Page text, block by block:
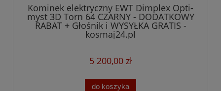
Kominek elektryczny EWT Dimplex Opti-
myst 3D Torn 64 CZARNY - DODATKOWY
RABAT + Głośnik i WYSYŁKA GRATIS -
kosmaj24.pl
5 200,00 zł
do koszyka